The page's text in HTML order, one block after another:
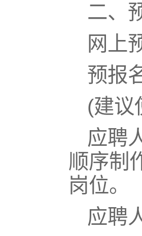
二、
网上
预报
(建议
应聘
顺序制
岗位。
应聘